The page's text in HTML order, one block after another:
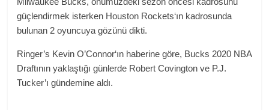
güçlendirmek isterken Houston Rockets‘ın kadrosunda
bulunan 2 oyuncuya gözünü dikti.
Ringer’s Kevin O’Connor‘ın haberine göre, Bucks 2020 NBA
Draftının yaklaştığı günlerde Robert Covington ve P.J.
Tucker’ı gündemine aldı.